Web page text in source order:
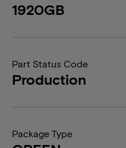
1920GB
Part Status Code
Production
Package Type